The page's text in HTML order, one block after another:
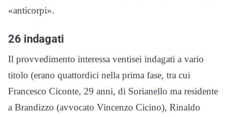
«anticorpi».
26 indagati
Il provvedimento interessa ventisei indagati a vario
titolo (erano quattordici nella prima fase, tra cui
Francesco Ciconte, 29 anni, di Sorianello ma residente
a Brandizzo (avvocato Vincenzo Cicino), Rinaldo